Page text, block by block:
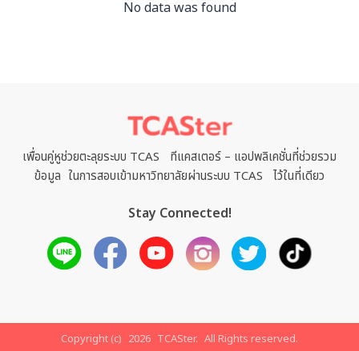
No data was found
เพื่อนคู่หูช่วยตะลุยระบบ TCAS ทีแคสเตอร์ – แอปพลิเคชั่นที่ช่วยรวม
ข้อมูล ในการสอบเข้ามหาวิทยาลัยผ่านระบบ TCAS ไว้ในที่เดียว
Stay Connected!
Copyright (c) 2026 TCASter. All Rights reserved.